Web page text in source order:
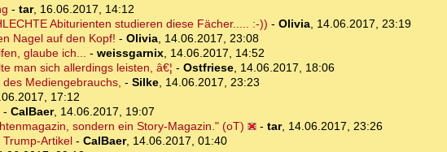
- tar, 16.06.2017, 14:12
Abiturienten studieren diese Fächer..... :-)) - Olivia, 14.06.2017, 23:19
Nagel auf den Kopf! - Olivia, 14.06.2017, 23:08
glaube ich... - weissgarnix, 14.06.2017, 14:52
man sich allerdings leisten, â€¦ - Ostfriese, 14.06.2017, 18:06
Mediengebrauchs, - Silke, 14.06.2017, 23:23
17:12
- CalBaer, 14.06.2017, 19:07
sondern ein Story-Magazin." (oT)
- tar, 14.06.2017, 23:26
Artikel- CalBaer, 14.06.2017, 01:40